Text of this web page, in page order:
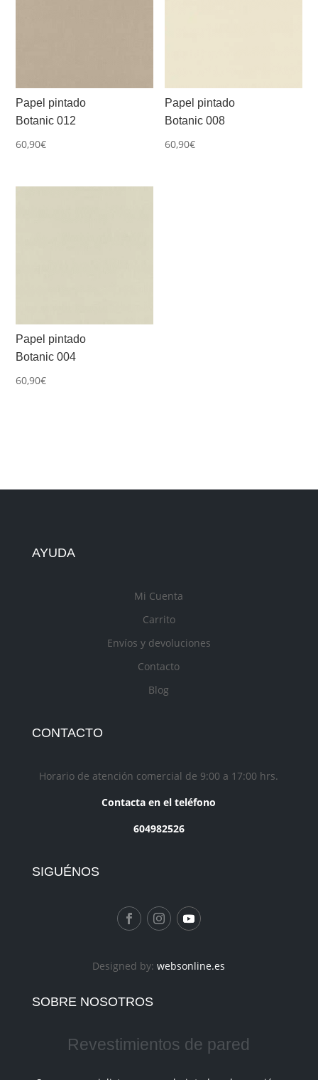
Papel pintado
Botanic 012
60,90€
Papel pintado
Botanic 008
60,90€
Papel pintado
Botanic 004
60,90€
AYUDA
Mi Cuenta
Carrito
Envíos y devoluciones
Contacto
Blog
CONTACTO
Horario de atención comercial de 9:00 a 17:00 hrs.
Contacta en el teléfono
604982526
SIGUÉNOS
Designed by:websonline.es
SOBRE NOSOTROS
Revestimientos de pared